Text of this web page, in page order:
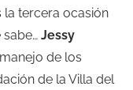
la tercera ocasión
Jessy
de los
de la Villa del